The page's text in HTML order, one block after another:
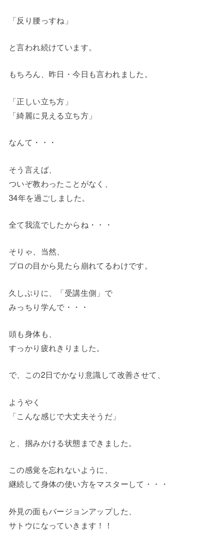
「反り腰っすね」
と言われ続けています。
もちろん、昨日・今日も言われました。
「正しい立ち方」
「綺麗に見える立ち方」
なんて・・・
そう言えば、
ついぞ教わったことがなく、
34年を過ごしました。
全て我流でしたからね・・・
そりゃ、当然、
プロの目から見たら崩れてるわけです。
久しぶりに、「受講生側」で
みっちり学んで・・・
頭も身体も、
すっかり疲れきりました。
で、この2日でかなり意識して改善させて、
ようやく
「こんな感じで大丈夫そうだ」
と、掴みかける状態まできました。
この感覚を忘れないように、
継続して身体の使い方をマスターして・・・
外見の面もバージョンアップした、
サトウになっていきます！！